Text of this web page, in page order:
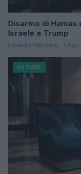
Disarmo di
Israele e Trump
Edoardo Marchesi · 7
FUTURE